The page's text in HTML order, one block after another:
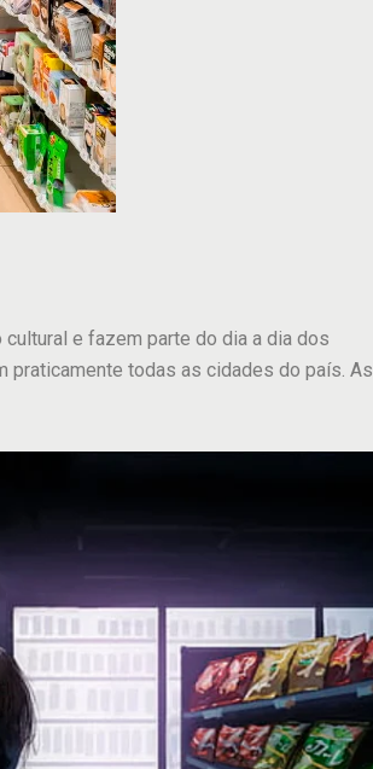
e fazem parte do dia a dia dos
praticamente todas as cidades do país. As